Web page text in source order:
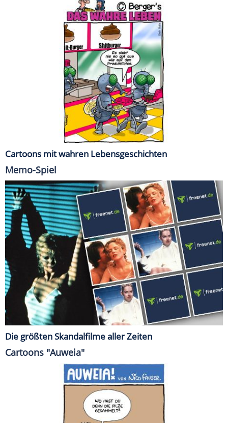
Cartoons mit wahren Lebensgeschichten
Memo-Spiel
Die größten Skandalfilme aller Zeiten
Cartoons "Auweia"